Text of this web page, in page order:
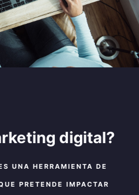
digital?
UNA HERRAMIENTA DE
PRETENDE IMPACTAR